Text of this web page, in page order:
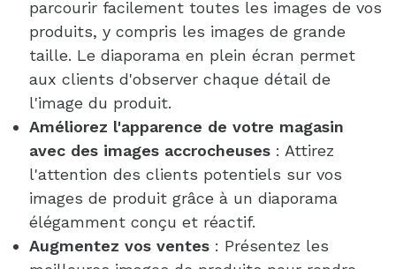
parcourir facilement toutes les images de vos
produits, y compris les images de grande
taille. Le diaporama en plein écran permet
aux clients d'observer chaque détail de
l'image du produit.
Améliorez l'apparence de votre magasin
avec des images accrocheuses : Attirez
l'attention des clients potentiels sur vos
images de produit grâce à un diaporama
élégamment conçu et réactif.
Augmentez vos ventes : Présentez les